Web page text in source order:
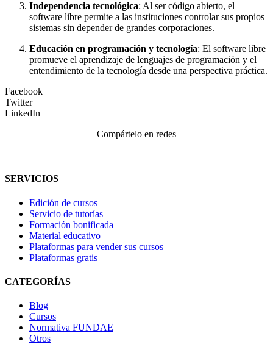
Independencia tecnológica: Al ser código abierto, el
software libre permite a las instituciones controlar sus propios
sistemas sin depender de grandes corporaciones.
Educación en programación y tecnología: El software libre
promueve el aprendizaje de lenguajes de programación y el
entendimiento de la tecnología desde una perspectiva práctica.
Facebook
Twitter
LinkedIn
Compártelo en redes
SERVICIOS
Edición de cursos
Servicio de tutorías
Formación bonificada
Material educativo
Plataformas para vender sus cursos
Plataformas gratis
CATEGORÍAS
Blog
Cursos
Normativa FUNDAE
Otros